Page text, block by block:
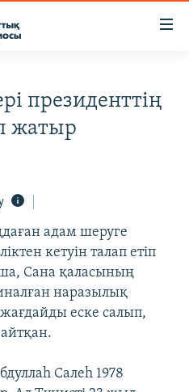
президенттің
жатыр
адам шеруге
кетуін талап етіп
Сана қаласының
наразылық
еске салып,
Салеһ 1978